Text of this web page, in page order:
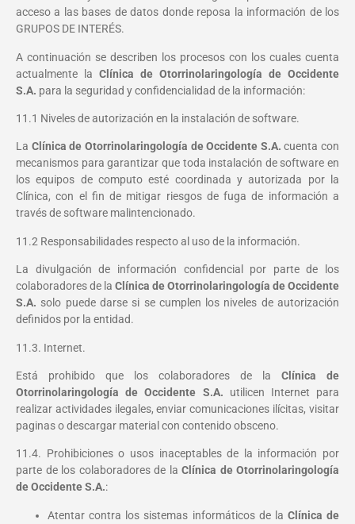
acceso a las bases de datos donde reposa la información de los
GRUPOS DE INTERÉS.
A continuación se describen los procesos con los cuales cuenta
actualmente la Clínica de Otorrinolaringología de Occidente
S.A. para la seguridad y confidencialidad de la información:
11.1 Niveles de autorización en la instalación de software.
La Clínica de Otorrinolaringología de Occidente S.A.cuenta con
mecanismos para garantizar que toda instalación de software en
los equipos de computo esté coordinada y autorizada por la
Clínica, con el fin de mitigar riesgos de fuga de información a
través de software malintencionado.
11.2 Responsabilidades respecto al uso de la información.
La divulgación de información confidencial por parte de los
colaboradores de la Clínica de Otorrinolaringología de Occidente
S.A. solo puede darse si se cumplen los niveles de autorización
definidos por la entidad.
11.3. Internet.
Está prohibido que los colaboradores de la Clínica de
Otorrinolaringología de Occidente S.A. utilicen Internet para
realizar actividades ilegales, enviar comunicaciones ilícitas, visitar
paginas o descargar material con contenido obsceno.
11.4. Prohibiciones o usos inaceptables de la información por
parte de los colaboradores de la Clínica de Otorrinolaringología
de Occidente S.A.:
Atentar contra los sistemas informáticos de la Clínica de